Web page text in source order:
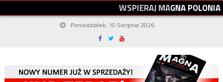
WSPIERAJMAGNAPOLONIA
Poniedziałek, 10 Sierpnia 2026